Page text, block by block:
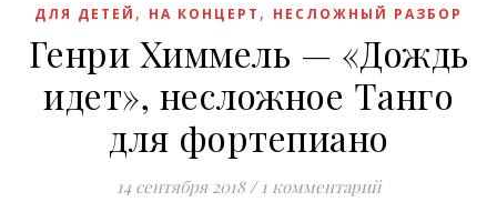
ДЛЯ ДЕТЕЙ , НА КОНЦЕРТ , НЕСЛОЖНЫЙ РАЗБОР
Генри Химмель — «Дождь
идет», несложное Танго
для фортепиано
14 сентября 2018 / 1 комментарий